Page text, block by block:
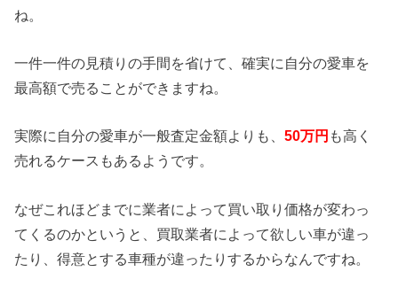
ね。
一件一件の見積りの手間を省けて、確実に自分の愛車を
最高額で売ることができますね。
実際に自分の愛車が一般査定金額よりも、50万円 も高く
売れるケースもあるようです。
なぜこれほどまでに業者によって買い取り価格が変わっ
てくるのかというと、買取業者によって欲しい車が違っ
たり、得意とする車種が違ったりするからなんですね。